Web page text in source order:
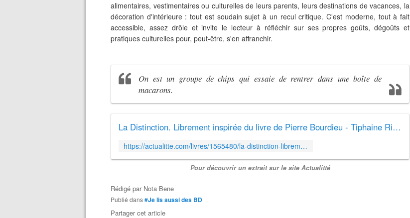
alimentaires, vestimentaires ou culturelles de leurs parents, leurs destinations de vacances, la
décoration d'intérieure : tout est soudain sujet à un recul critique. C'est moderne, tout à fait
accessible, assez drôle et invite le lecteur à réfléchir sur ses propres goûts, dégoûts et
pratiques culturelles pour, peut-être, s'en affranchir.
On est un groupe de chips qui essaie de rentrer dans une boîte de
macarons.
La Distinction. Librement inspirée du livre de Pierre Bourdieu - Tiphaine Rivière
https://actualitte.com/livres/1565480/la-distinction-librement-inspiree-du-livre-de-pierre-bourdieu-tiphaine-riviere-9782413081333
Pour découvrir un extrait sur le site Actualitté
Rédigé par Nota Bene
Publié dans#Je lis aussi des BD
Partager cet article